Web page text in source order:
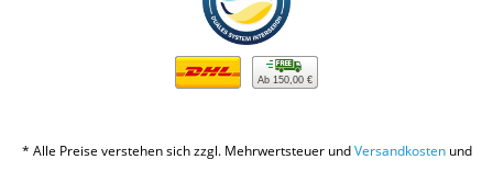
Ab 150,00 €
* Alle Preise verstehen sich zzgl. Mehrwertsteuer undVersandkostenund